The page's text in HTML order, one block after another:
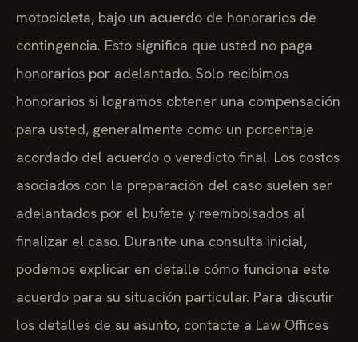
motocicleta, bajo un acuerdo de honorarios de
contingencia. Esto significa que usted no paga
honorarios por adelantado. Solo recibimos
honorarios si logramos obtener una compensación
para usted, generalmente como un porcentaje
acordado del acuerdo o veredicto final. Los costos
asociados con la preparación del caso suelen ser
adelantados por el bufete y reembolsados al
finalizar el caso. Durante una consulta inicial,
podemos explicar en detalle cómo funciona este
acuerdo para su situación particular. Para discutir
los detalles de su asunto, contacte a Law Offices